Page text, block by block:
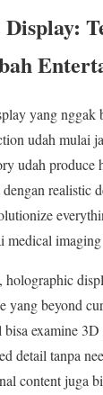
yang nggak
udah mulai
udah produce
realistic
medical
holographic
yang beyond
examine
detail tanpa
content juga